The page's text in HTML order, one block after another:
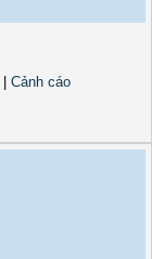
Cảnh cáo